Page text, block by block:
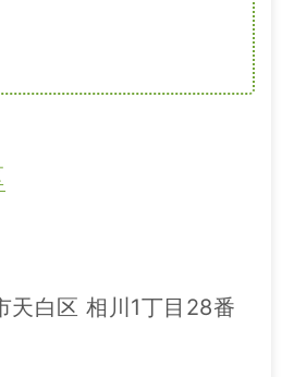
天白区 相川1丁目28番